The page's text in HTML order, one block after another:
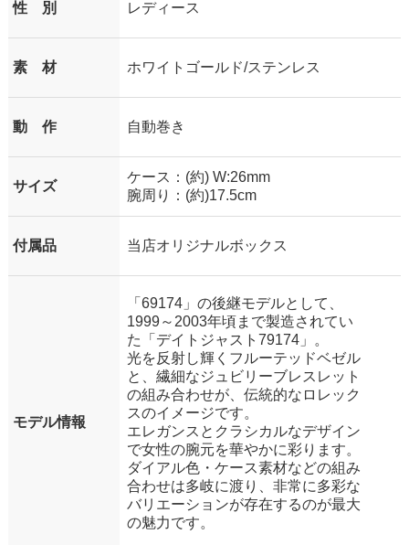
性 別 レディース
素 材 ホワイトゴールド/ステンレス
動 作 自動巻き
サイズ
ケース：(約) W:26mm
腕周り：(約)17.5cm
付属品 当店オリジナルボックス
モデル情報
「69174」の後継モデルとして、
1999～2003年頃まで製造されてい
た「デイトジャスト79174」。
光を反射し輝くフルーテッドベゼル
と、繊細なジュビリーブレスレット
の組み合わせが、伝統的なロレック
スのイメージです。
エレガンスとクラシカルなデザイン
で女性の腕元を華やかに彩ります。
ダイアル色・ケース素材などの組み
合わせは多岐に渡り、非常に多彩な
バリエーションが存在するのが最大
の魅力です。